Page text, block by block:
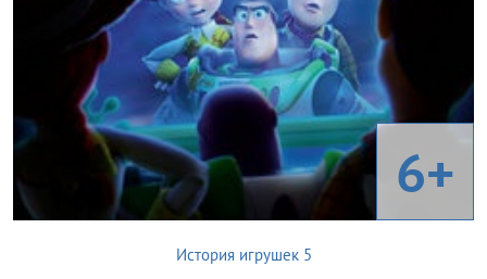
6+
История игрушек 5